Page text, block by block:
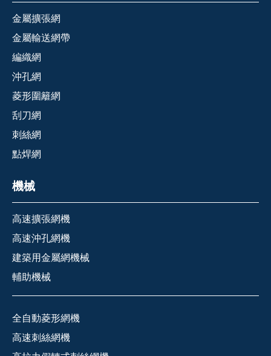
金屬擴張網
金屬輸送網帶
編織網
沖孔網
菱形圍籬網
刮刀網
刺絲網
點焊網
機械
高速擴張網機
高速沖孔網機
建築用金屬網機械
輔助機械
全自動菱形網機
高速刺絲網機